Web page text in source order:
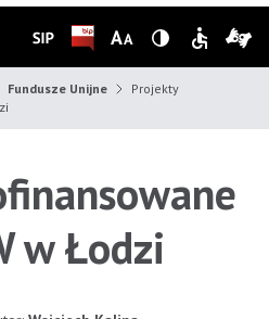
Fundusze Unijne
Projekty
w Łodzi